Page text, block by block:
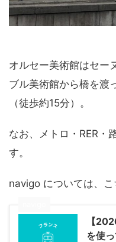
オルセー美術館はセー
ブル美術館から橋を渡
（徒歩約15分）。
なお、メトロ・RER・
す。
navigo については、こ
【
を使